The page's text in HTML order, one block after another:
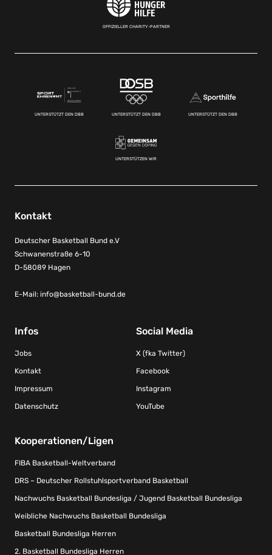
OFFIZIELLER CHARITY-PARTNER
UNTERSTÜTZT DEN DBB UNTERSTÜTZT DEN DBB UNTERSTÜTZT DEN DBB
UNTERSTÜTZEN WIR
Kontakt
Deutscher Basketball Bund e.V
Schwanenstraße 6-10
D-58089 Hagen
E-Mail: info@basketball-bund.de
Infos
Jobs
Kontakt
Impressum
Datenschutz
Social Media
X (fka Twitter)
Facebook
Instagram
YouTube
Kooperationen/Ligen
FIBA Basketball-Weltverband
DRS – Deutscher Rollstuhlsportverband Basketball
Nachwuchs Basketball Bundesliga / Jugend Basketball Bundesliga
Weibliche Nachwuchs Basketball Bundesliga
Basketball Bundesliga Herren
2. Basketball Bundesliga Herren